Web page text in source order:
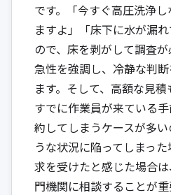
です。「今すぐ高圧洗浄
ますよ」「床下に水が漏
ので、床を剥がして調査
急性を強調し、冷静な判
ます。そして、高額な見積
すでに作業員が来ている
約してしまうケースが多
うな状況に陥ってしまっ
求を受けたと感じた場合
門機関に相談することが